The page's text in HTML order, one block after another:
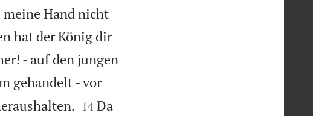
meine Hand nicht
hat der König dir
- auf den jungen
gehandelt - vor

14 Da